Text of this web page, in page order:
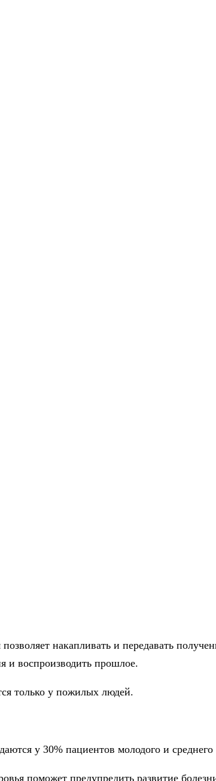
накапливать и передавать
и воспроизводить прошлое.
только у пожилых людей.
у 30% пациентов молодого и среднего
поможет предупредить развитие